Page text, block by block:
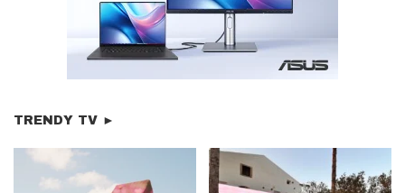
TRENDY TV ►